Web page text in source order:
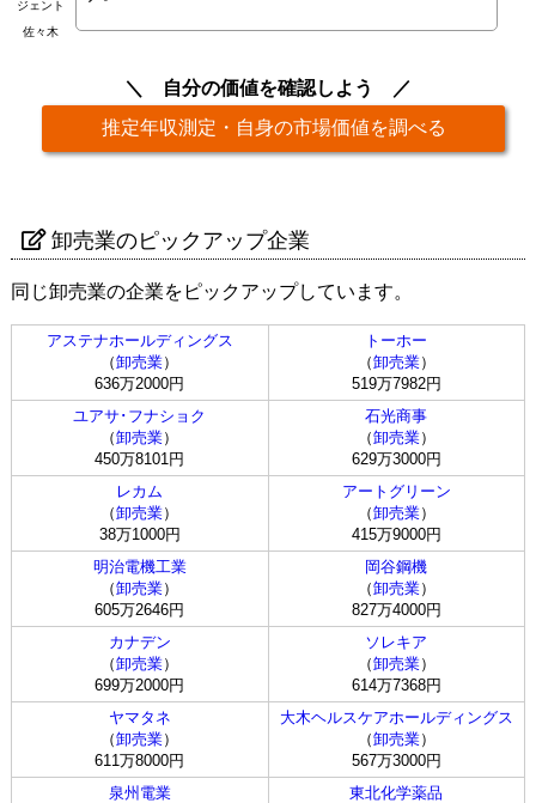
ジェント
佐々木
自分の価値を確認しよう
推定年収測定・自身の市場価値を調べる
卸売業のピックアップ企業
同じ卸売業の企業をピックアップしています。
アステナホールディングス
（卸売業）
636万2000円
トーホー
（卸売業）
519万7982円
ユアサ･フナショク
（卸売業）
450万8101円
石光商事
（卸売業）
629万3000円
レカム
（卸売業）
38万1000円
アートグリーン
（卸売業）
415万9000円
明治電機工業
（卸売業）
605万2646円
岡谷鋼機
（卸売業）
827万4000円
カナデン
（卸売業）
699万2000円
ソレキア
（卸売業）
614万7368円
ヤマタネ
（卸売業）
611万8000円
大木ヘルスケアホールディングス
（卸売業）
567万3000円
泉州電業
東北化学薬品